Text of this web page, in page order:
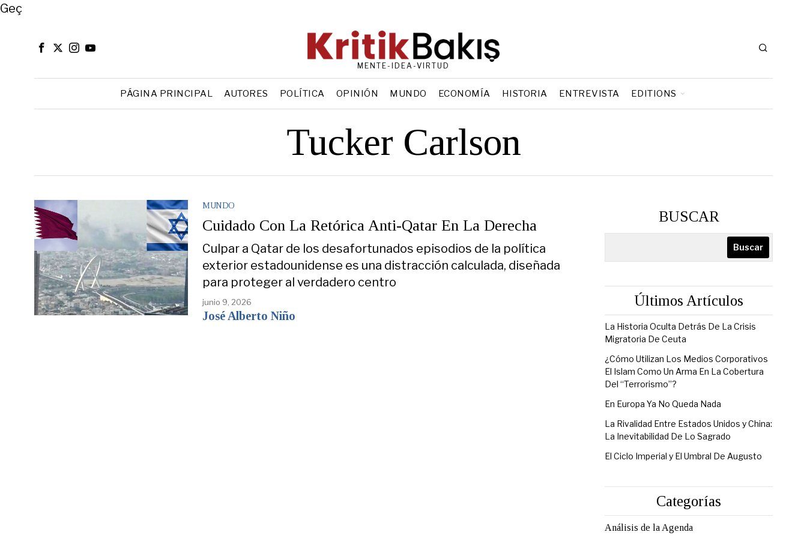
Close
Geç
MENTE-IDEA-VIRTUD
PÁGINA PRINCIPAL AUTORES POLÍTICA OPINIÓN MUNDO ECONOMÍA HISTORIA ENTREVISTA EDITIONS
Tucker Carlson
MUNDO
Cuidado Con La Retórica Anti-Qatar En La Derecha
Culpar a Qatar de los desafortunados episodios de la política
exterior estadounidense es una distracción calculada, diseñada
para proteger al verdadero centro
junio 9, 2026
José Alberto Niño
BUSCAR
Buscar
Últimos Artículos
La Historia Oculta Detrás De La Crisis
Migratoria De Ceuta
¿Cómo Utilizan Los Medios Corporativos
El Islam Como Un Arma En La Cobertura
Del “Terrorismo”?
En Europa Ya No Queda Nada
La Rivalidad Entre Estados Unidos y China:
La Inevitabilidad De Lo Sagrado
El Ciclo Imperial y El Umbral De Augusto
Categorías
Análisis de la Agenda